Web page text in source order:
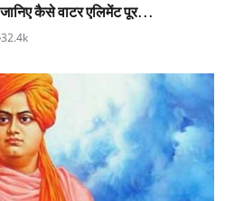
कैसे वाटर एलिमेंट पूर...
32.4k